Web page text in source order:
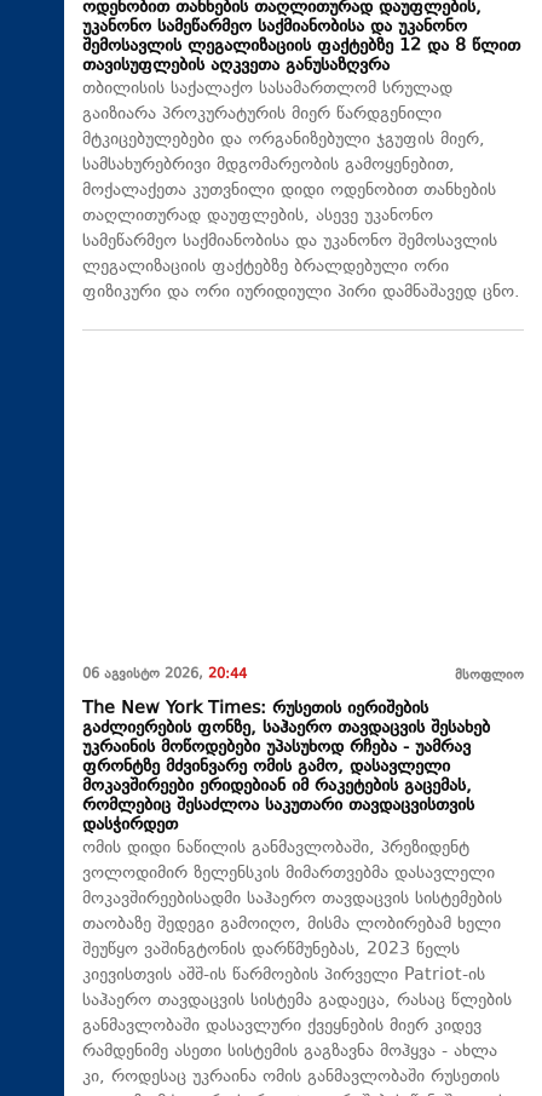
ოდენობით თანხების თაღლითურად დაუფლების,
უკანონო სამეწარმეო საქმიანობისა და უკანონო
შემოსავლის ლეგალიზაციის ფაქტებზე 12 და 8 წლით
თავისუფლების აღკვეთა განუსაზღვრა
თბილისის საქალაქო სასამართლომ სრულად
გაიზიარა პროკურატურის მიერ წარდგენილი
მტკიცებულებები და ორგანიზებული ჯგუფის მიერ,
სამსახურებრივი მდგომარეობის გამოყენებით,
მოქალაქეთა კუთვნილი დიდი ოდენობით თანხების
თაღლითურად დაუფლების, ასევე უკანონო
სამეწარმეო საქმიანობისა და უკანონო შემოსავლის
ლეგალიზაციის ფაქტებზე ბრალდებული ორი
ფიზიკური და ორი იურიდიული პირი დამნაშავედ ცნო.
06 აგვისტო 2026, 20:44 მსოფლიო
The New York Times: რუსეთის იერიშების
გაძლიერების ფონზე, საჰაერო თავდაცვის შესახებ
უკრაინის მოწოდებები უპასუხოდ რჩება - უამრავ
ფრონტზე მძვინვარე ომის გამო, დასავლელი
მოკავშირეები ერიდებიან იმ რაკეტების გაცემას,
რომლებიც შესაძლოა საკუთარი თავდაცვისთვის
დასჭირდეთ
ომის დიდი ნაწილის განმავლობაში, პრეზიდენტ
ვოლოდიმირ ზელენსკის მიმართვებმა დასავლელი
მოკავშირეებისადმი საჰაერო თავდაცვის სისტემების
თაობაზე შედეგი გამოიღო, მისმა ლობირებამ ხელი
შეუწყო ვაშინგტონის დარწმუნებას, 2023 წელს
კიევისთვის აშშ-ის წარმოების პირველი Patriot-ის
საჰაერო თავდაცვის სისტემა გადაეცა, რასაც წლების
განმავლობაში დასავლური ქვეყნების მიერ კიდევ
რამდენიმე ასეთი სისტემის გაგზავნა მოჰყვა - ახლა
კი, როდესაც უკრაინა ომის განმავლობაში რუსეთის